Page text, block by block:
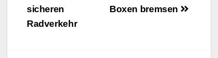
Boxen bremsen
sicheren
Radverkehr